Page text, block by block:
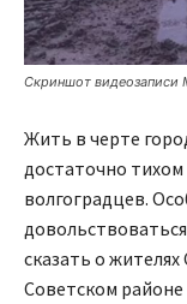
Скриншот видеозаписи
Жить в черте
достаточно
волгоградцев.
сказать о
Советском районе